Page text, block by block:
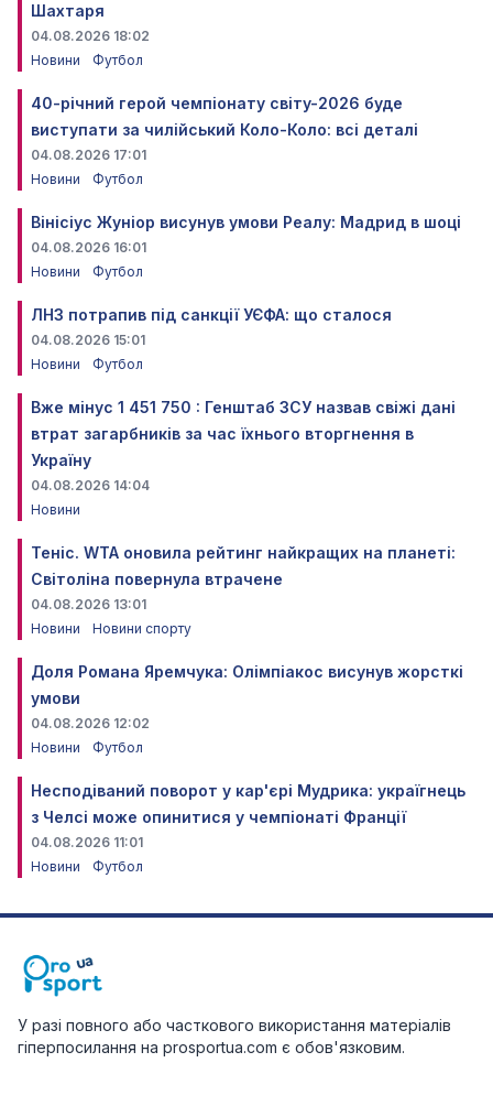
Шахтаря
04.08.2026 18:02
Новини
Футбол
40-річний герой чемпіонату світу-2026 буде
виступати за чилійський Коло-Коло: всі деталі
04.08.2026 17:01
Новини
Футбол
Вінісіус Жуніор висунув умови Реалу: Мадрид в шоці
04.08.2026 16:01
Новини
Футбол
ЛНЗ потрапив під санкції УЄФА: що сталося
04.08.2026 15:01
Новини
Футбол
Вже мінус 1 451 750 : Генштаб ЗСУ назвав свіжі дані
втрат загарбників за час їхнього вторгнення в
Україну
04.08.2026 14:04
Новини
Теніс. WTA оновила рейтинг найкращих на планеті:
Світоліна повернула втрачене
04.08.2026 13:01
Новини
Новини спорту
Доля Романа Яремчука: Олімпіакос висунув жорсткі
умови
04.08.2026 12:02
Новини
Футбол
Несподіваний поворот у кар'єрі Мудрика: україгнець
з Челсі може опинитися у чемпіонаті Франції
04.08.2026 11:01
Новини
Футбол
У разі повного або часткового використання матеріалів
гіперпосилання на prosportua.com є обов'язковим.